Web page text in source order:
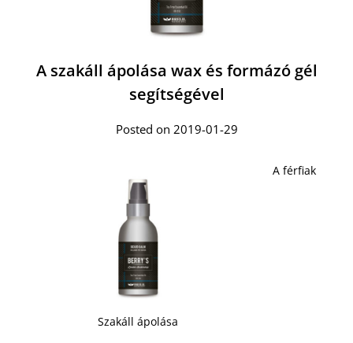
A szakáll ápolása wax és formázó gél
segítségével
Posted on 2019-01-29
Szakáll ápolása
A férfiak